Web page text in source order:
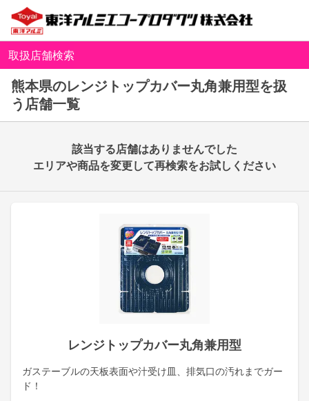
取扱店舗検索
熊本県のレンジトップカバー丸角兼用型を扱
う店舗一覧
レンジトップカバー丸角兼用型
ガステーブルの天板表面や汁受け皿、排気口の汚れまでガー
ド！
該当する店舗はありませんでした
エリアや商品を変更して再検索をお試しください